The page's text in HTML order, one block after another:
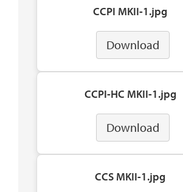
CCPI MKII-1.jpg
Download
CCPI-HC MKII-1.jpg
Download
CCS MKII-1.jpg